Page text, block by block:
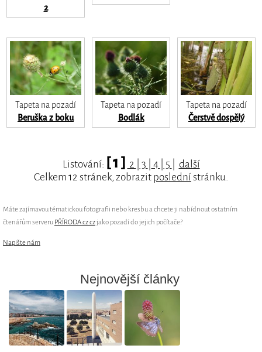
2
Tapeta na pozadí
Beruška z boku
Tapeta na pozadí
Bodlák
Tapeta na pozadí
Čerstvě dospělý
Listování: [ 1 ] 2 3 4 5
další
Celkem 12 stránek, zobrazit poslední stránku.
Máte zajímavou tématickou fotografii nebo kresbu a chcete ji nabídnout ostatním
čtenářům serveru PŘÍRODA.cz.czjako pozadí do jejich počítače?
Napište nám
Nejnovější články